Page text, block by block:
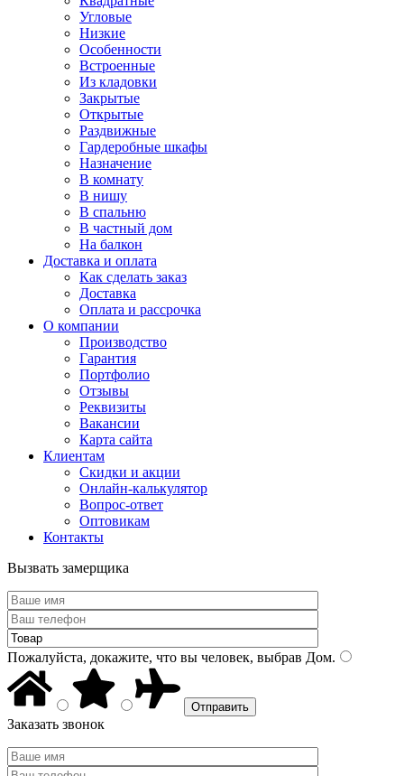
Угловые
Низкие
Особенности
Встроенные
Из кладовки
Закрытые
Открытые
Раздвижные
Гардеробные шкафы
Назначение
В комнату
В нишу
В спальню
В частный дом
На балкон
Доставка и оплата
Как сделать заказ
Доставка
Оплата и рассрочка
О компании
Производство
Гарантия
Портфолио
Отзывы
Реквизиты
Вакансии
Карта сайта
Клиентам
Скидки и акции
Онлайн-калькулятор
Вопрос-ответ
Оптовикам
Контакты
Вызвать замерщика
Пожалуйста, докажите, что вы человек, выбрав Дом.
Заказать звонок